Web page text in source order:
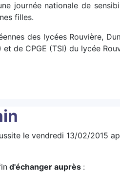
journée nationale de
filles.
des lycées Rouvière,
de CPGE (TSI) du lycée
le vendredi 13/02/2015
d'échanger auprès :